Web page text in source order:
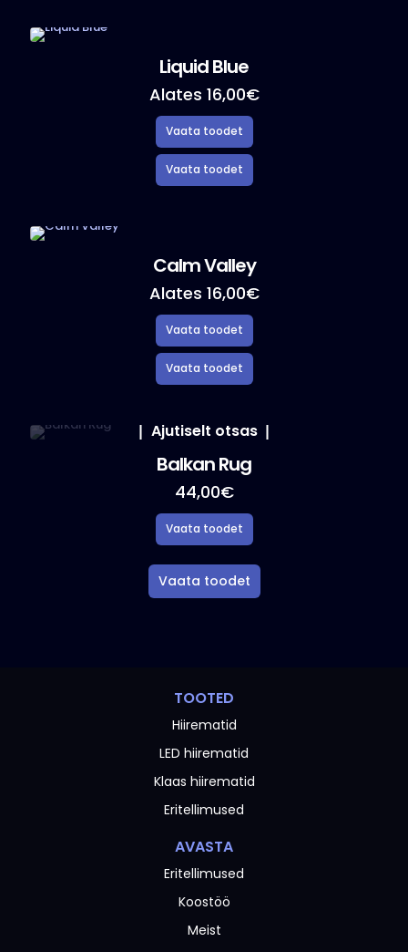
tootelehel.
Liquid Blue
Alates 16,00€
Sellel
tootel
saab
tootelehel.
Calm Valley
Alates 16,00€
Sellel
tootel
varianti.
Ajutiselt otsas
Balkan Rug
44,00€
Vaata toodet
on
TOOTED
Hiirematid
LED hiirematid
Klaas hiirematid
Eritellimused
AVASTA
Eritellimused
Koostöö
Meist